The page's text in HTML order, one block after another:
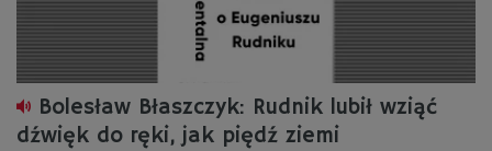
Bolesław Błaszczyk: Rudnik lubił wziąć
dźwięk do ręki, jak piędź ziemi